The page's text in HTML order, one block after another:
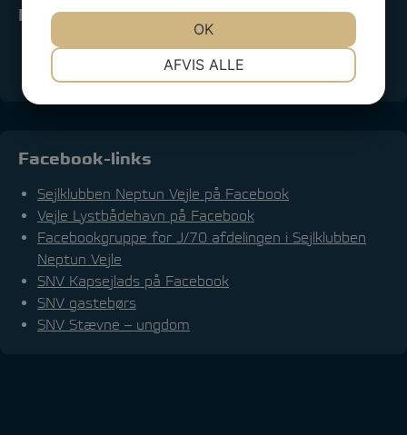
Info Vejle Lystbådehavn
Online kranbooking
Webcams i lystbådehavnen
Facebook-links
Sejlklubben Neptun Vejle på Facebook
Vejle Lystbådehavn på Facebook
Facebookgruppe for J/70 afdelingen i Sejlklubben
Neptun Vejle
SNV Kapsejlads på Facebook
SNV gastebørs
SNV Stævne – ungdom
AFVIS ALLE
OK